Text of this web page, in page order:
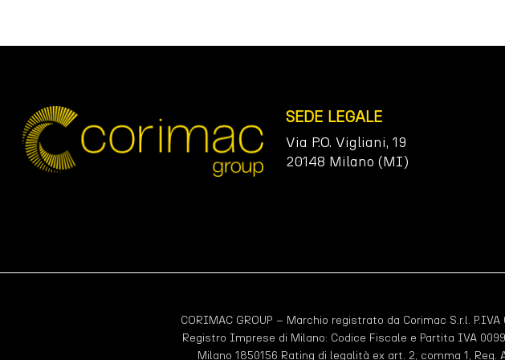
SEDE LEGALE
Via P.O. Vigliani, 19
20148 Milano (MI)
CORIMAC GROUP – Marchio registrato da Corimac S.r.l.
Registro Imprese di Milano: Codice Fiscale e Partita IVA
Milano 1850156 Rating di legalità ex art. 2, comma 1, Reg.